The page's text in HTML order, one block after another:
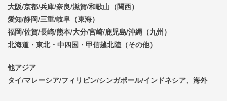
大阪/京都/兵庫/奈良/滋賀/和歌山（関西）
愛知/静岡/三重/岐阜（東海）
福岡/佐賀/長崎/熊本/大分/宮崎/鹿児島/沖縄（九州）
北海道・東北・中四国・甲信越北陸（その他）
他アジア
タイ/マレーシア/フィリピン/シンガポール/インドネシア、海外